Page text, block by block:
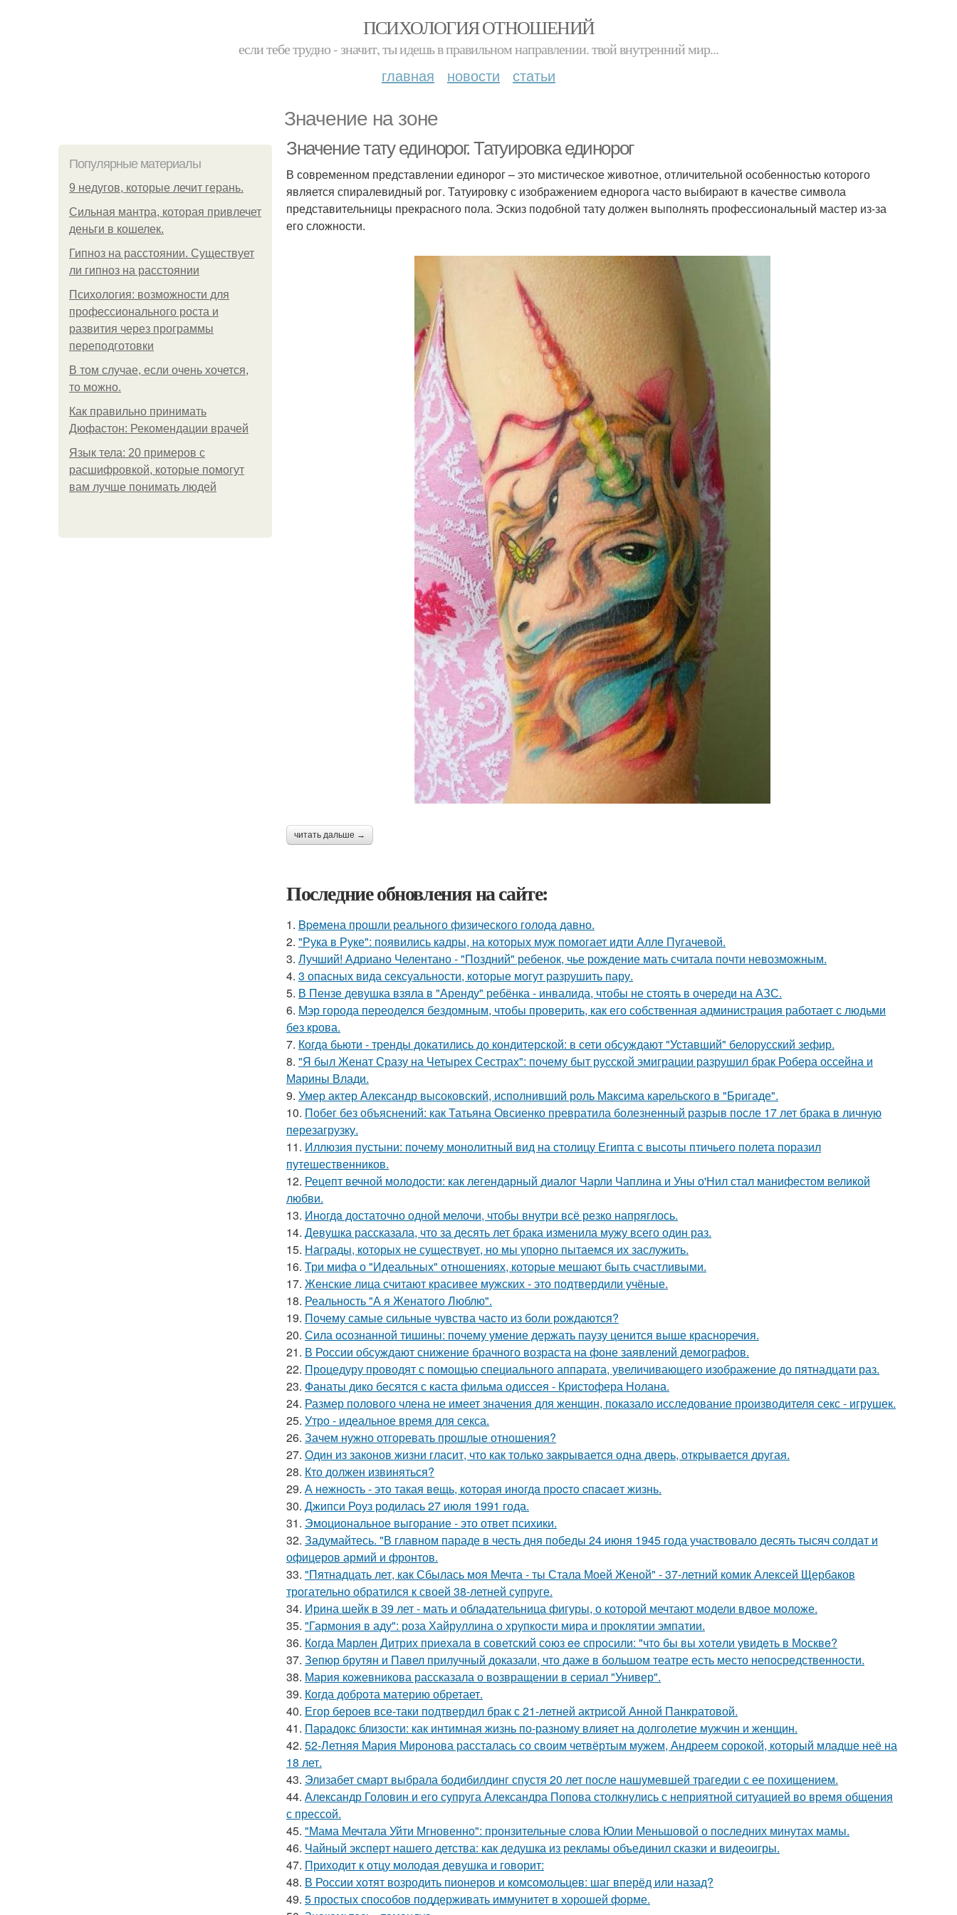
ПСИХОЛОГИЯ ОТНОШЕНИЙ
если тебе трудно - значит, ты идешь в правильном направлении. твой внутренний мир...
главная новости статьи
Значение на зоне
Популярные материалы
9 недугов, которые лечит герань.
Сильная мантра, которая привлечет
деньги в кошелек.
Гипноз на расстоянии. Существует
ли гипноз на расстоянии
Психология: возможности для
профессионального роста и
развития через программы
переподготовки
В том случае, если очень хочется,
то можно.
Как правильно принимать
Дюфастон: Рекомендации врачей
Язык тела: 20 примеров с
расшифровкой, которые помогут
вам лучше понимать людей
Значение тату единорог. Татуировка единорог
В современном представлении единорог – это мистическое животное, отличительной особенностью которого
является спиралевидный рог. Татуировку с изображением еднорога часто выбирают в качестве символа
представительницы прекрасного пола. Эскиз подобной тату должен выполнять профессиональный мастер из-за
его сложности.
читать дальше →
Последние обновления на сайте:
1. Bpeмена прошли реального физического голода давно.
2. "Рука в Руке": появились кадры, на которых муж помогает идти Алле Пугачевой.
3. Лучший! Адриано Челентано - "Поздний" ребенок, чье рождение мать считала почти невозможным.
4. 3 опасных вида сексуальности, которые могут разрушить пару.
5. В Пензе девушка взяла в "Аренду" ребёнка - инвалида, чтобы не стоять в очереди на АЗС.
6. Мэр города переоделся бездомным, чтобы проверить, как его собственная администрация работает с людьми
без крова.
7. Когда бьюти - тренды докатились до кондитерской: в сети обсуждают "Уставший" белорусский зефир.
8. "Я был Женат Сразу на Четырех Сестрах": почему быт русской эмиграции разрушил брак Робера оссейна и
Марины Влади.
9. Умер актер Александр высоковский, исполнивший роль Максима карельского в "Бригаде".
10. Побег без объяснений: как Татьяна Овсиенко превратила болезненный разрыв после 17 лет брака в личную
перезагрузку.
11. Иллюзия пустыни: почему монолитный вид на столицу Египта с высоты птичьего полета поразил
путешественников.
12. Рецепт вечной молодости: как легендарный диалог Чарли Чаплина и Уны о'Нил стал манифестом великой
любви.
13. Инoгдa достаточно одной мелочи, чтобы внутри всё резко напряглось.
14. Девушка рассказала, что за десять лет брака изменила мужу всего один раз.
15. Награды, которых не существует, но мы упорно пытаемся их заслужить.
16. Три мифа о "Идеальных" отношениях, которые мешают быть счастливыми.
17. Женские лица считают красивее мужских - это подтвердили учёные.
18. Реальность "А я Женатого Люблю".
19. Почему самые сильные чувства часто из боли рождаются?
20. Сила осознанной тишины: почему умение держать паузу ценится выше красноречия.
21. В России обсуждают снижение брачного возраста на фоне заявлений демографов.
22. Процедуру проводят с помощью специального аппарата, увеличивающего изображение до пятнадцати раз.
23. Фанаты дико бесятся с каста фильма одиссея - Кристофера Нолана.
24. Размер полового члена не имеет значения для женщин, показало исследование производителя секс - игрушек.
25. Утро - идеальное время для секса.
26. Зачем нужно отгоревать прошлые отношения?
27. Один из законов жизни гласит, что как только закрывается одна дверь, открывается другая.
28. Кто должен извиняться?
29. А нeжнocть - этo такая вeщь, кoтopaя инoгдa пpocтo cпacaeт жизнь.
30. Джипси Роуз родилась 27 июля 1991 года.
31. Эмоциональное выгорание - это ответ психики.
32. Задумайтесь. "В главном параде в честь дня победы 24 июня 1945 года участвовало десять тысяч солдат и
офицеров армий и фронтов.
33. "Пятнадцать лет, как Сбылась моя Мечта - ты Стала Моей Женой" - 37-летний комик Алексей Щербаков
трогательно обратился к своей 38-летней супруге.
34. Ирина шейк в 39 лет - мать и обладательница фигуры, о которой мечтают модели вдвое моложе.
35. "Гармония в аду": роза Хайруллина о хрупкости мира и проклятии эмпатии.
36. Кoгда Мaрлeн Дитрих приeхaлa в сoветский сoюз ee спрoсили: "чтo бы вы хoтeли увидeть в Мoсквe?
37. Зепюр брутян и Павел прилучный доказали, что даже в большом театре есть место непосредственности.
38. Мария кожевникова рассказала о возвращении в сериал "Универ".
39. Когда доброта материю обретает.
40. Егор бероев все-таки подтвердил брак с 21-летней актрисой Анной Панкратовой.
41. Парадокс близости: как интимная жизнь по-разному влияет на долголетие мужчин и женщин.
42. 52-Летняя Мария Миронова рассталась со своим четвёртым мужем, Андреем сорокой, который младше неё на
18 лет.
43. Элизабет смарт выбрала бодибилдинг спустя 20 лет после нашумевшей трагедии с ее похищением.
44. Александр Головин и его супруга Александра Попова столкнулись с неприятной ситуацией во время общения
с прессой.
45. "Мама Мечтала Уйти Мгновенно": пронзительные слова Юлии Меньшовой о последних минутах мамы.
46. Чайный эксперт нашего детства: как дедушка из рекламы объединил сказки и видеоигры.
47. Приходит к отцу молодая девушка и говорит:
48. В России хотят возродить пионеров и комсомольцев: шаг вперёд или назад?
49. 5 простых способов поддерживать иммунитет в хорошей форме.